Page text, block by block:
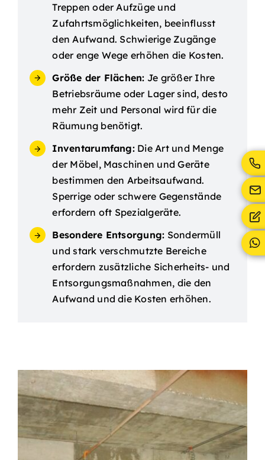
Treppen oder Aufzüge und
Zufahrtsmöglichkeiten, beeinflusst
den Aufwand. Schwierige Zugänge
oder enge Wege erhöhen die Kosten.
Größe der Flächen: Je größer Ihre
Betriebsräume oder Lager sind, desto
mehr Zeit und Personal wird für die
Räumung benötigt.
Inventarumfang:Die Art und Menge
der Möbel, Maschinen und Geräte
bestimmen den Arbeitsaufwand.
Sperrige oder schwere Gegenstände
erfordern oft Spezialgeräte.
Besondere Entsorgung: Sondermüll
und stark verschmutzte Bereiche
erfordern zusätzliche Sicherheits- und
Entsorgungsmaßnahmen, die den
Aufwand und die Kosten erhöhen.